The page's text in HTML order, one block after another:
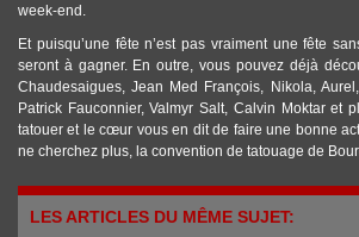
week-end.
Et puisqu’une fête n’est pas vraiment une fête
seront à gagner. En outre, vous pouvez déjà
Chaudesaigues, Jean Med François, Nikola,
Patrick Fauconnier, Valmyr Salt, Calvin Moktar et
tatouer et le cœur vous en dit de faire une bonne
ne cherchez plus, la convention de tatouage de
LES ARTICLES DU MÊME SUJET: